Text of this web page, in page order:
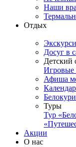
Наши
Отдых
Досуг в
Детский
Игровые
Афиша
Туры
Тур
Акции
О нас